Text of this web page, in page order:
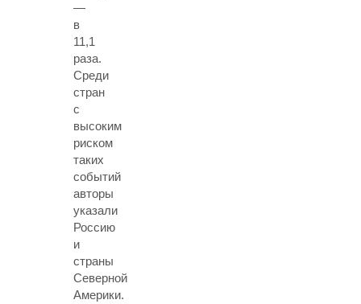
—
в
11,1
раза.
Среди
стран
с
высоким
риском
таких
событий
авторы
указали
Россию
и
страны
Северной
Америки.